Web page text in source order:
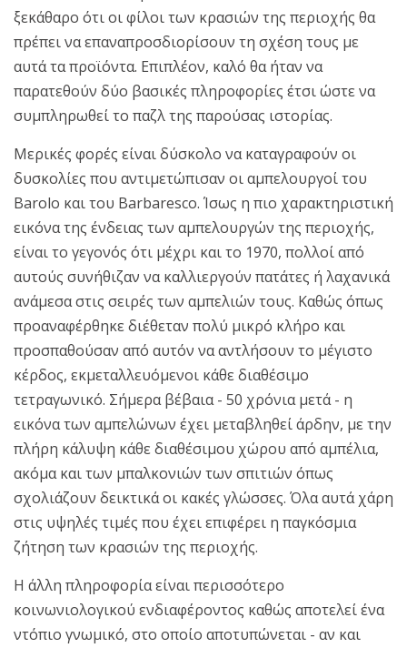
ξεκάθαρο ότι οι φίλοι των κρασιών της περιοχής θα
πρέπει να επαναπροσδιορίσουν τη σχέση τους με
αυτά τα προϊόντα. Επιπλέον, καλό θα ήταν να
παρατεθούν δύο βασικές πληροφορίες έτσι ώστε να
συμπληρωθεί το παζλ της παρούσας ιστορίας.
Μερικές φορές είναι δύσκολο να καταγραφούν οι
δυσκολίες που αντιμετώπισαν οι αμπελουργοί του
Barolo και του Barbaresco. Ίσως η πιο χαρακτηριστική
εικόνα της ένδειας των αμπελουργών της περιοχής,
είναι το γεγονός ότι μέχρι και το 1970, πολλοί από
αυτούς συνήθιζαν να καλλιεργούν πατάτες ή λαχανικά
ανάμεσα στις σειρές των αμπελιών τους. Καθώς όπως
προαναφέρθηκε διέθεταν πολύ μικρό κλήρο και
προσπαθούσαν από αυτόν να αντλήσουν το μέγιστο
κέρδος, εκμεταλλευόμενοι κάθε διαθέσιμο
τετραγωνικό. Σήμερα βέβαια - 50 χρόνια μετά - η
εικόνα των αμπελώνων έχει μεταβληθεί άρδην, με την
πλήρη κάλυψη κάθε διαθέσιμου χώρου από αμπέλια,
ακόμα και των μπαλκονιών των σπιτιών όπως
σχολιάζουν δεικτικά οι κακές γλώσσες. Όλα αυτά χάρη
στις υψηλές τιμές που έχει επιφέρει η παγκόσμια
ζήτηση των κρασιών της περιοχής.
Η άλλη πληροφορία είναι περισσότερο
κοινωνιολογικού ενδιαφέροντος καθώς αποτελεί ένα
ντόπιο γνωμικό, στο οποίο αποτυπώνεται - αν και